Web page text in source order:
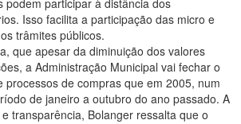
podem participar à distância dos
Isso facilita a participação das micro e
trâmites públicos.
que apesar da diminuição dos valores
a Administração Municipal vai fechar o
processos de compras que em 2005, num
de janeiro a outubro do ano passado. A
transparência, Bolanger ressalta que o